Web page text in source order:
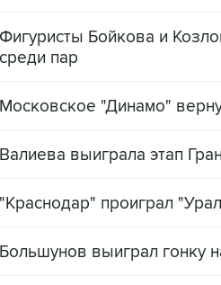
Фигуристы Бойкова и
среди пар
Московское "Динамо"
Валиева выиграла этап
"Краснодар" проиграл
Большунов выиграл гонку